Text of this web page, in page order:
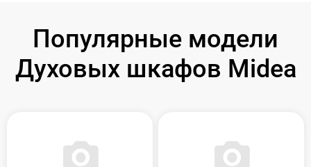
Популярные модели
Духовых шкафов Midea